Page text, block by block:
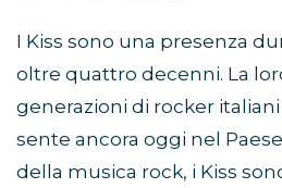
I Kiss sono una presenza
oltre quattro decenni. La
generazioni di rocker
sente ancora oggi nel
della musica rock, i Kiss